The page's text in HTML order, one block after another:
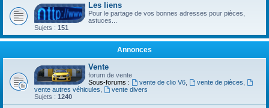
Les liens
Pour le partage de vos bonnes adresses pour pièces,
astuces...
Sujets : 151
Annonces
Vente
forum de vente
Sous-forums :
vente de clio V6, vente de pièces,
vente autres véhicules,
vente divers
Sujets : 1240